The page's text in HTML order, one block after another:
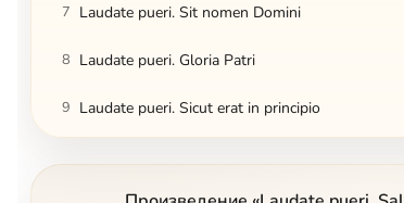
7 Laudate pueri. Sit nomen Domini
8 Laudate pueri. Gloria Patri
9 Laudate pueri. Sicut erat in principio